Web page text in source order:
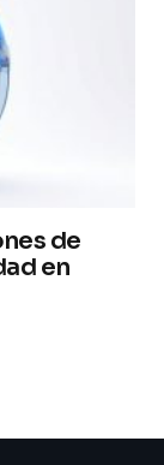
de
en